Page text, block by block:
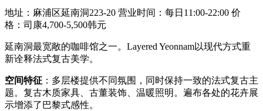
地址：麻浦区延南洞223-20 营业时间：每日11:00-22:00 价
格：司康4,700-5,500韩元
延南洞最宽敞的咖啡馆之一。Layered Yeonnam以现代方式重
新诠释法式复古美学。
空间特征 ：多层楼提供不同氛围，同时保持一致的法式复古主
题。复古木质家具、古董装饰、温暖照明。遍布各处的花卉展
示增添了巴黎式感性。